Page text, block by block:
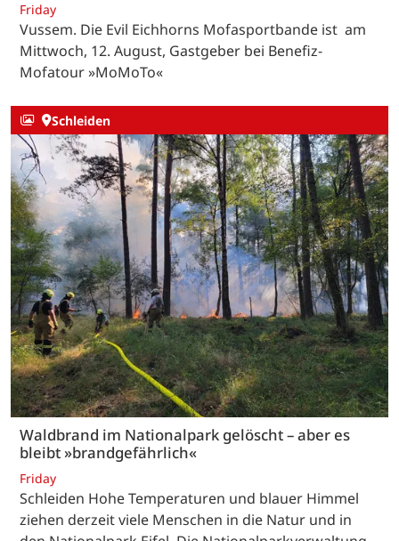
Friday
Vussem. Die Evil Eichhorns Mofasportbande ist am
Mittwoch, 12. August, Gastgeber bei Benefiz-
Mofatour »MoMoTo«
Schleiden
Waldbrand im Nationalpark gelöscht – aber es
bleibt »brandgefährlich«
Friday
Schleiden Hohe Temperaturen und blauer Himmel
ziehen derzeit viele Menschen in die Natur und in